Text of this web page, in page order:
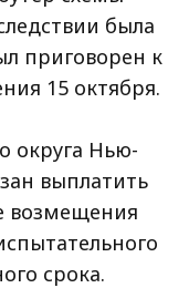
была
приговорен к
15 октября.
округа Нью-
выплатить
возмещения
срока.